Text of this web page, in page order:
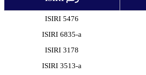
ISIRI 5476
ISIRI 6835-a
ISIRI 3178
ISIRI 3513-a